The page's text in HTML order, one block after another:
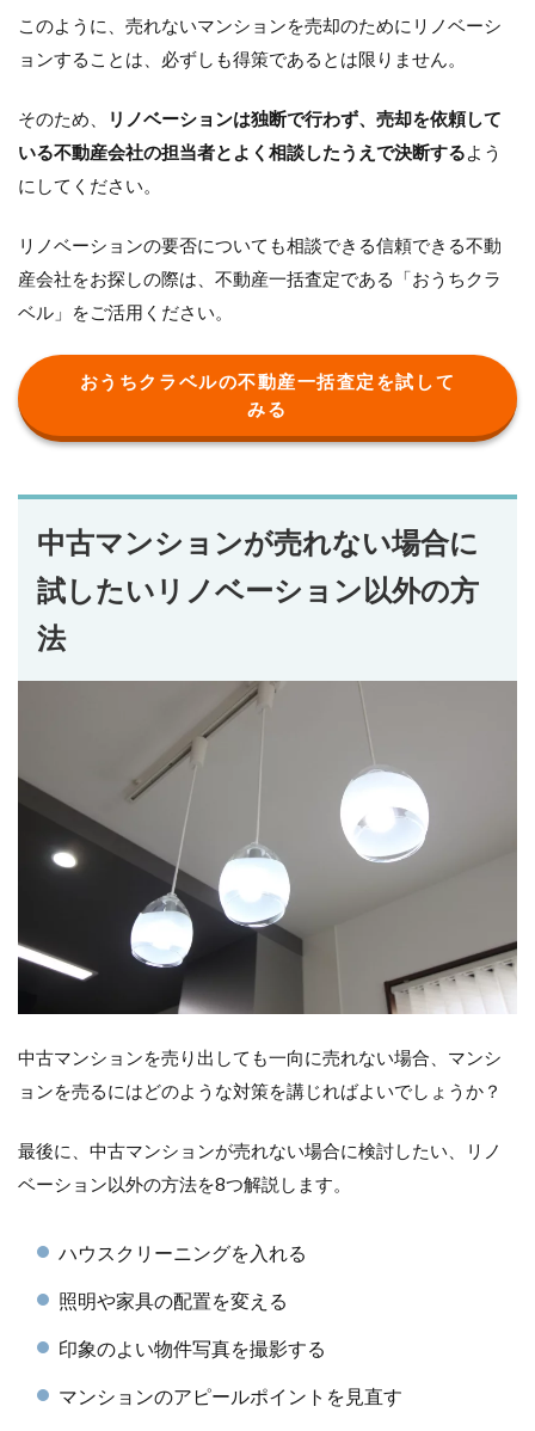
このように、売れないマンションを売却のためにリノベーシ
ョンすることは、必ずしも得策であるとは限りません。
そのため、
リノベーションは独断で行わず、売却を依頼して
いる不動産会社の担当者とよく相談したうえで決断するよう
にしてください。
リノベーションの要否についても相談できる信頼できる不動
産会社をお探しの際は、不動産一括査定である「おうちクラ
ベル」をご活用ください。
おうちクラベルの不動産一括査定を試して
みる
中古マンションが売れない場合に
試したいリノベーション以外の方
法
中古マンションを売り出しても一向に売れない場合、マンシ
ョンを売るにはどのような対策を講じればよいでしょうか？
最後に、中古マンションが売れない場合に検討したい、リノ
ベーション以外の方法を8つ解説します。
ハウスクリーニングを入れる
照明や家具の配置を変える
印象のよい物件写真を撮影する
マンションのアピールポイントを見直す